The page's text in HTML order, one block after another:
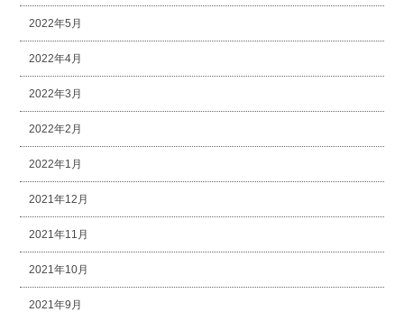
2022年5月
2022年4月
2022年3月
2022年2月
2022年1月
2021年12月
2021年11月
2021年10月
2021年9月